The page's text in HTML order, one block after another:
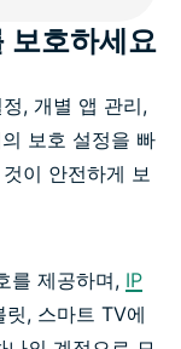
보호하세요
, 개별 앱 관리,
보호 설정을 빠
이 안전하게 보
를 제공하며, IP
릿, 스마트 TV에